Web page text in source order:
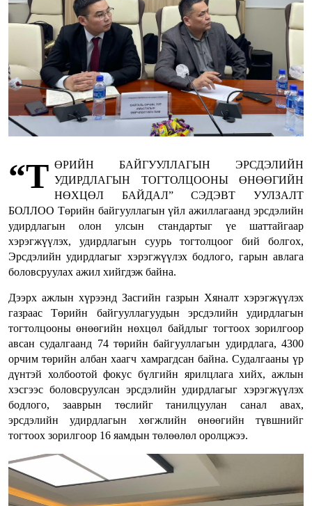
“Т ӨРИЙН БАЙГУУЛЛАГЫН ЭРСДЭЛИЙН
УДИРДЛАГЫН ТОГТОЛЦООНЫ ӨНӨӨГИЙН
НӨХЦӨЛ БАЙДАЛ” СЭДЭВТ УУЛЗАЛТ
БОЛЛОО Төрийн байгууллагын үйл ажиллагаанд эрсдэлийн
удирдлагын олон улсын стандартыг үе шаттайгаар
хэрэгжүүлэх, удирдлагын суурь тогтолцоог бий болгох,
Эрсдэлийн удирдлагыг хэрэгжүүлэх бодлого, гарын авлага
боловсруулах ажил хийгдэж байна.
Дээрх ажлын хүрээнд Засгийн газрын Хяналт хэрэгжүүлэх
газраас Төрийн байгууллагуудын эрсдэлийн удирдлагын
тогтолцооны өнөөгийн нөхцөл байдлыг тогтоох зорилгоор
авсан судалгаанд 74 төрийн байгууллагын удирдлага, 4300
орчим төрийн албан хаагч хамрагдсан байна. Судалгааны үр
дүнтэй холбоотой фокус бүлгийн ярилцлага хийх, ажлын
хэсгээс боловсруулсан эрсдэлийн удирдлагыг хэрэгжүүлэх
бодлого, зааврын төслийг танилцуулан санал авах,
эрсдэлийн удирдлагын хөгжлийн өнөөгийн түвшнийг
тогтоох зорилгоор 16 яамдын төлөөлөл оролцжээ.